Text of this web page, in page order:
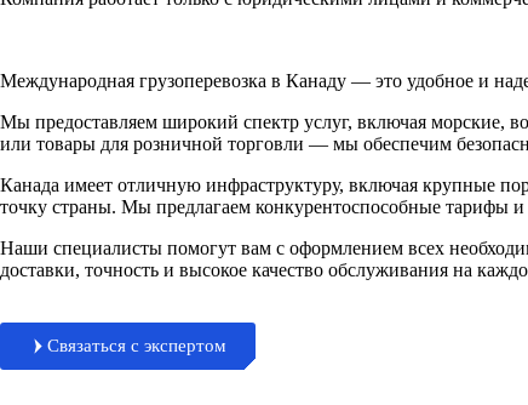
Международная грузоперевозка в Канаду — это удобное и
Мы предоставляем широкий спектр услуг, включая морские,
или товары для розничной торговли — мы обеспечим
Канада имеет отличную инфраструктуру, включая крупные
точку страны. Мы предлагаем конкурентоспособные тарифы и
Наши специалисты помогут вам с оформлением всех
доставки, точность и высокое качество обслуживания на
Связаться с экспертом